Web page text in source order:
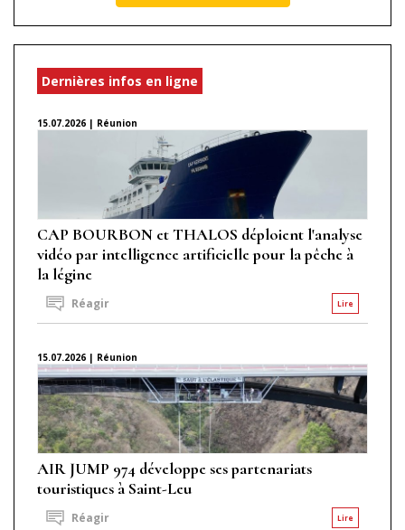
Dernières infos en ligne
15.07.2026 | Réunion
CAP BOURBON et THALOS déploient l'analyse
vidéo par intelligence artificielle pour la pêche à
la légine
Lire
Réagir
15.07.2026 | Réunion
AIR JUMP 974 développe ses partenariats
touristiques à Saint-Leu
Lire
Réagir